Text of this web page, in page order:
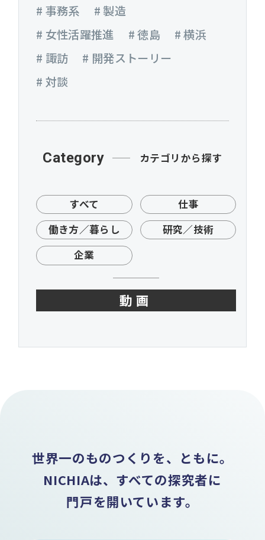
# 事務系
# 製造
# 女性活躍推進
# 徳島
# 横浜
# 諏訪
# 開発ストーリー
# 対談
Category カテゴリから探す
すべて
仕事
働き方／暮らし
研究／技術
企業
動画
世界一のものつくりを、ともに。
NICHIAは、すべての探究者に
門戸を開いています。